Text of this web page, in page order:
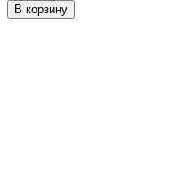
В корзину